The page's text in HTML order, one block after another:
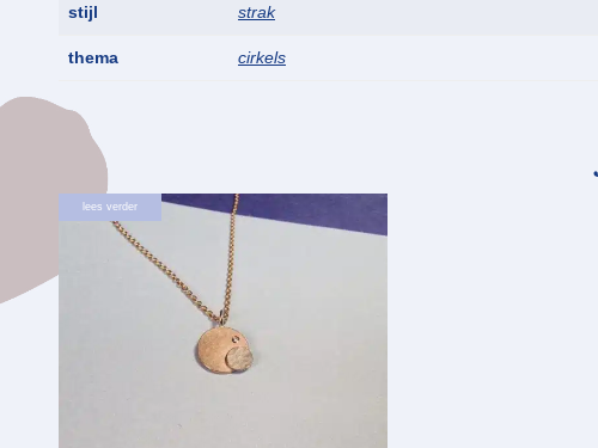
stijl strak
thema cirkels
lees verder